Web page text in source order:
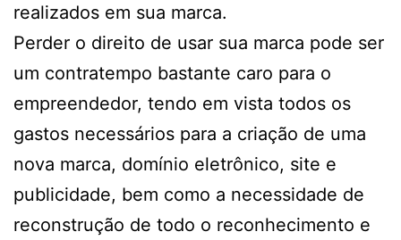
realizados em sua marca.
Perder o direito de usar sua marca pode ser
um contratempo bastante caro para o
empreendedor, tendo em vista todos os
gastos necessários para a criação de uma
nova marca, domínio eletrônico, site e
publicidade, bem como a necessidade de
reconstrução de todo o reconhecimento e